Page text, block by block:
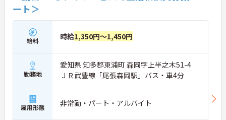
ート＞
給料 時給1,350円～1,450円
勤務地
愛知県 知多郡東浦町 森岡字上半之木51-4
ＪＲ武豊線「尾張森岡駅」バス・車4分
雇用形態 非常勤・パート・アルバイト